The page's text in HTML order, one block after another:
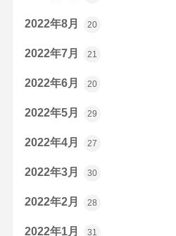
2022年8月 20
2022年7月 21
2022年6月 20
2022年5月 29
2022年4月 27
2022年3月 30
2022年2月 28
2022年1月 31